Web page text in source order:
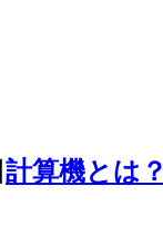
計算機とは？